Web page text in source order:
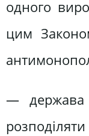
одного
цим
— держава